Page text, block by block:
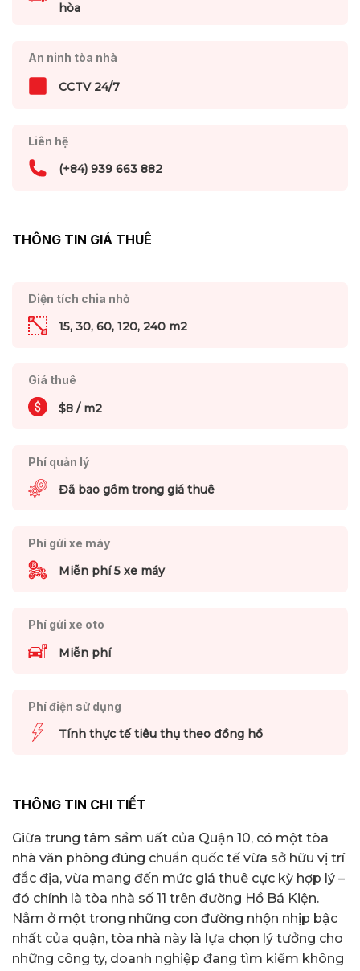
hòa
An ninh tòa nhà
CCTV 24/7
Liên hệ
(+84) 939 663 882
THÔNG TIN GIÁ THUÊ
Diện tích chia nhỏ
15, 30, 60, 120, 240 m2
Giá thuê
$8 / m2
Phí quản lý
Đã bao gồm trong giá thuê
Phí gửi xe máy
Miễn phí 5 xe máy
Phí gửi xe oto
Miễn phí
Phí điện sử dụng
Tính thực tế tiêu thụ theo đồng hồ
THÔNG TIN CHI TIẾT
Giữa trung tâm sầm uất của Quận 10, có một tòa
nhà văn phòng đúng chuẩn quốc tế vừa sở hữu vị trí
đắc địa, vừa mang đến mức giá thuê cực kỳ hợp lý –
đó chính là tòa nhà số 11 trên đường Hồ Bá Kiện.
Nằm ở một trong những con đường nhộn nhịp bậc
nhất của quận, tòa nhà này là lựa chọn lý tưởng cho
những công ty, doanh nghiệp đang tìm kiếm không